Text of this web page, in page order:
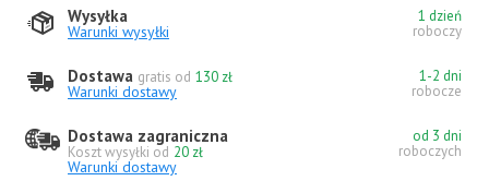
Wysyłka
Warunki wysyłki
1 dzień
roboczy
Dostawa gratis od 130 zł
Warunki dostawy
1-2 dni
robocze
Dostawa zagraniczna
Koszt wysyłki od 20 zł
Warunki dostawy
od 3 dni
roboczych